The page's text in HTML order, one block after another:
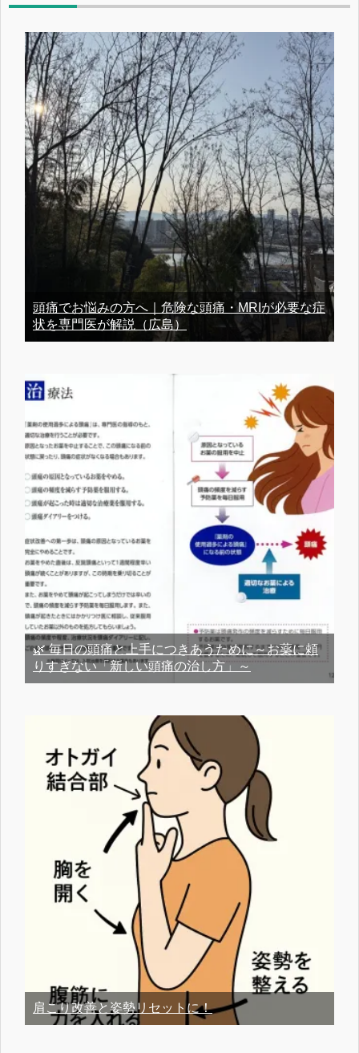
頭痛でお悩みの方へ｜危険な頭痛・MRIが必要な症
状を専門医が解説（広島）
🌿 毎日の頭痛と上手につきあうために～お薬に頼
りすぎない「新しい頭痛の治し方」～
肩こり改善と姿勢リセットに！